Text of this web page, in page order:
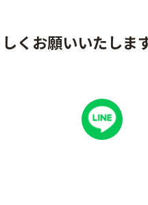
くお願いいたしま